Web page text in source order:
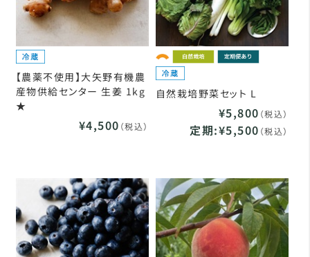
【農薬不使用】大矢野有機農
産物供給センター 生姜 1kg
★
¥4,500 （税込）
自然栽培野菜セット L
¥5,800 （税込）
定期:¥5,500 （税込）